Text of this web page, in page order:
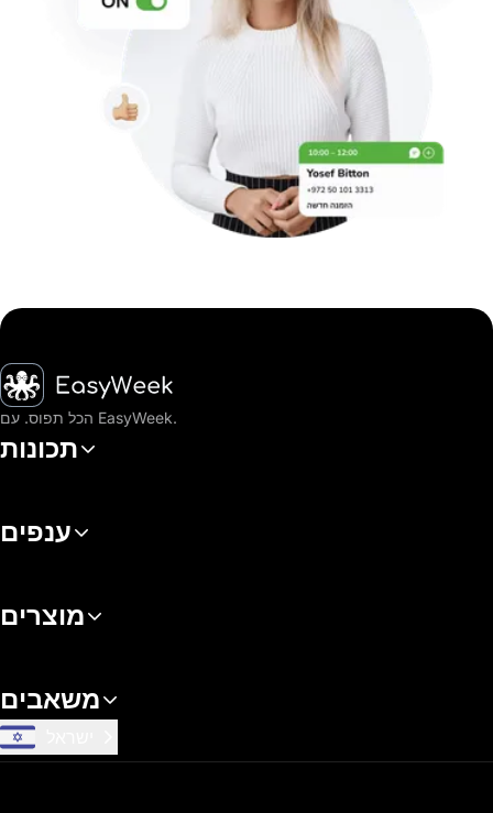
דף הבית
הכל תפוס. עם EasyWeek.
תכונות
ענפים
מוצרים
משאבים